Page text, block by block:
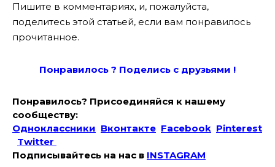
Пишите в комментариях, и, пожалуйста,
поделитесь этой статьей, если вам понравилось
прочитанное.
Понравилось ? Поделись с друзьями !
Понравилось? Присоединяйся к нашему
сообществу:
Одноклассники Вконтакте Facebook Pinterest
Twitter
Подписывайтесь на наc в INSTAGRAM